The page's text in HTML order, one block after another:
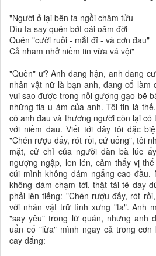
"Người ở lại bên ta ngồi châm tửu
Dìu ta say quên bớt oái oăm đời
Quên "cười ruồi - mắt đĩ - và cơn đau"
Cả nham nhở niềm tin vừa vá vội"
"Quên" ư? Anh đang hận, anh đang
nhân vật nữ là bạn anh, đang cố làm
vui sao được trong nỗi gượng gạo bẽ
những tia u ám của anh. Tôi tin là
có anh đau và thương người còn lại
với niềm đau. Viết tới đây tôi đặc
"Chén rượu đấy, rót rồi, cứ uống", tôi
mặt, cử chỉ của người đàn bà lúc
ngượng ngập, len lén, cảm thấy vị
cúi mình không dám ngẩng cao
không dám chạm tới, thật tái tê day
phải lên tiếng: "Chén rượu đấy, rót
với nhân vật trữ tình xưng "ta". Anh
"say yêu" trong lữ quán, nhưng anh
uẩn cố "lừa" mình ngay cả trong
cay đắng: